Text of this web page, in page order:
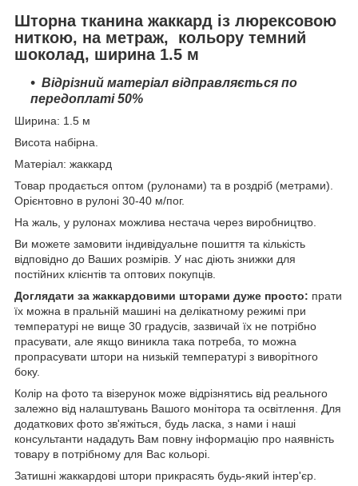
Шторна тканина жаккард із люрексовою
ниткою, на метраж, кольору темний
шоколад, ширина 1.5 м
Відрізний матеріал відправляється по
передоплаті 50%
Ширина: 1.5 м
Висота набірна.
Матеріал: жаккард
Товар продається оптом (рулонами) та в роздріб (метрами).
Орієнтовно в рулоні 30-40 м/пог.
На жаль, у рулонах можлива нестача через виробництво.
Ви можете замовити індивідуальне пошиття та кількість
відповідно до Ваших розмірів. У нас діють знижки для
постійних клієнтів та оптових покупців.
Доглядати за жаккардовими шторами дуже просто: прати
їх можна в пральній машині на делікатному режимі при
температурі не вище 30 градусів, зазвичай їх не потрібно
прасувати, але якщо виникла така потреба, то можна
пропрасувати штори на низькій температурі з виворітного
боку.
Колір на фото та візерунок може відрізнятись від реального
залежно від налаштувань Вашого монітора та освітлення. Для
додаткових фото зв'яжіться, будь ласка, з нами і наші
консультанти нададуть Вам повну інформацію про наявність
товару в потрібному для Вас кольорі.
Затишні жаккардові штори прикрасять будь-який інтер'єр.